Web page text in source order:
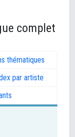
complet
thématiques
par artiste